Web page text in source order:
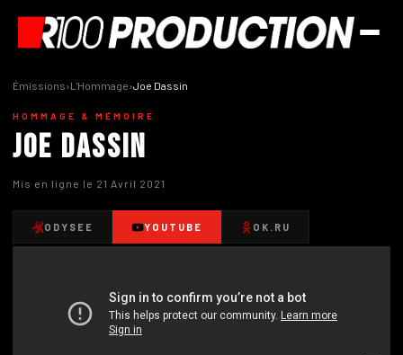
Émissions›L'Hommage›Joe Dassin
HOMMAGE & MÉMOIRE
Joe Dassin
Mis en ligne le 21 Avril 2021
ODYSEE YOUTUBE OK.RU